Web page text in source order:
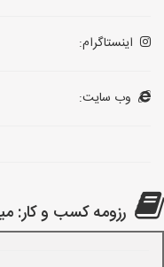
اینستاگرام:
وب سایت:
رزومه کسب و کار: